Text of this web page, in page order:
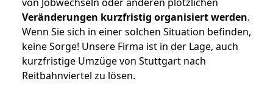
Veränderungen kurzfristig organisiert werden.
Wenn Sie sich in einer solchen Situation befinden,
keine Sorge! Unsere Firma ist in der Lage, auch
kurzfristige Umzüge von Stuttgart nach
Reitbahnviertel zu lösen.